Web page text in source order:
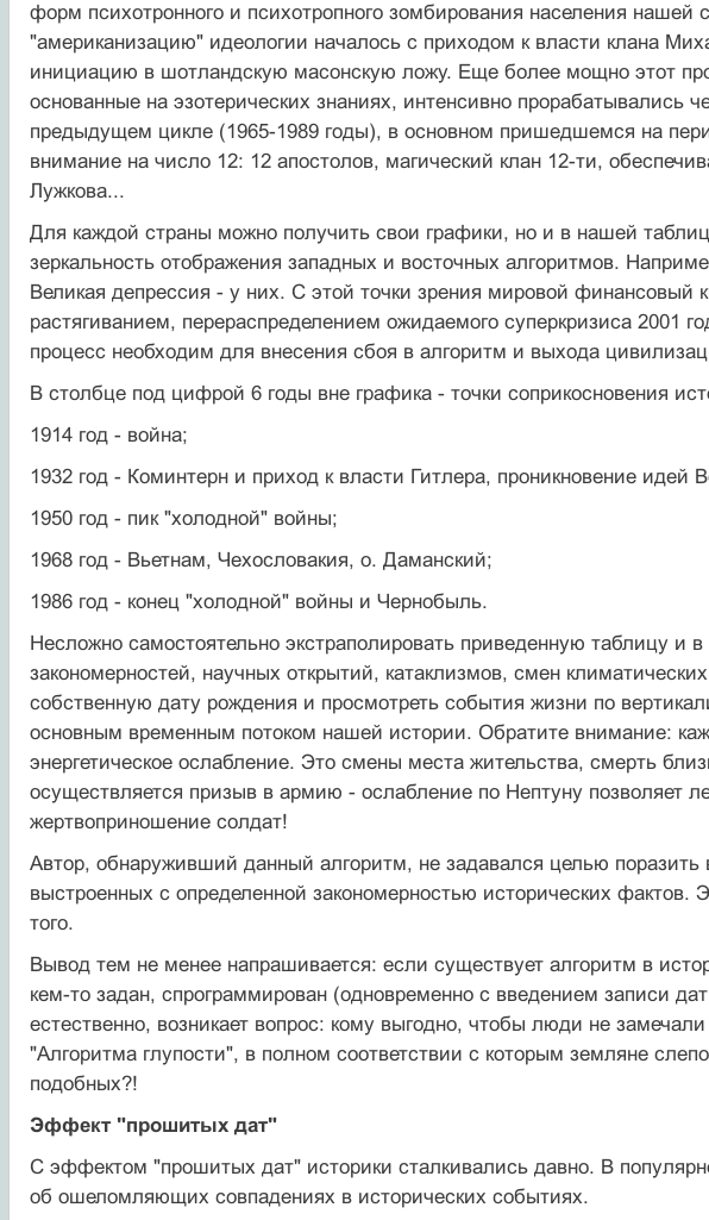
форм психотронного и психотропного зомбирования населения
"американизацию" идеологии началось с приходом к власти клана
инициацию в шотландскую масонскую ложу. Еще более мощно этот
основанные на эзотерических знаниях, интенсивно прорабатывались
предыдущем цикле (1965-1989 годы), в основном пришедшемся на
внимание на число 12: 12 апостолов, магический клан 12-ти,
Лужкова...
Для каждой страны можно получить свои графики, но и в нашей
зеркальность отображения западных и восточных алгоритмов.
Великая депрессия - у них. С этой точки зрения мировой финансовый
растягиванием, перераспределением ожидаемого суперкризиса 2001
процесс необходим для внесения сбоя в алгоритм и выхода
В столбце под цифрой 6 годы вне графика - точки соприкосновения
1914 год - война;
1932 год - Коминтерн и приход к власти Гитлера, проникновение идей
1950 год - пик "холодной" войны;
1968 год - Вьетнам, Чехословакия, о. Даманский;
1986 год - конец "холодной" войны и Чернобыль.
Несложно самостоятельно экстраполировать приведенную таблицу
закономерностей, научных открытий, катаклизмов, смен
собственную дату рождения и просмотреть события жизни по
основным временным потоком нашей истории. Обратите внимание:
энергетическое ослабление. Это смены места жительства, смерть
осуществляется призыв в армию - ослабление по Нептуну позволяет
жертвоприношение солдат!
Автор, обнаруживший данный алгоритм, не задавался целью
выстроенных с определенной закономерностью исторических фактов.
того.
Вывод тем не менее напрашивается: если существует алгоритм в
кем-то задан, спрограммирован (одновременно с введением записи
естественно, возникает вопрос: кому выгодно, чтобы люди не
"Алгоритма глупости", в полном соответствии с которым земляне
подобных?!
Эффект "прошитых дат"
С эффектом "прошитых дат" историки сталкивались давно. В
об ошеломляющих совпадениях в исторических событиях.